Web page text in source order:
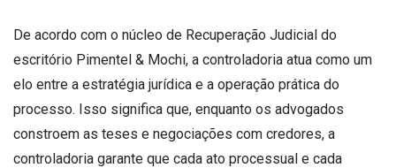
De acordo com o núcleo de Recuperação Judicial do
escritório Pimentel & Mochi, a controladoria atua como um
elo entre a estratégia jurídica e a operação prática do
processo. Isso significa que, enquanto os advogados
constroem as teses e negociações com credores, a
controladoria garante que cada ato processual e cada